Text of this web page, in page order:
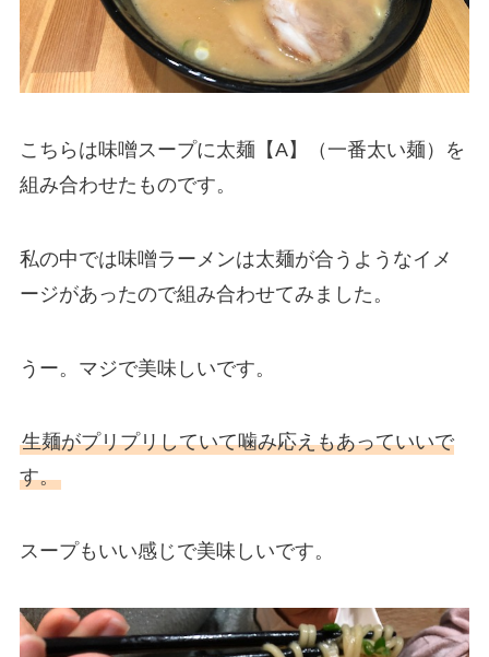
こちらは味噌スープに太麺【A】（一番太い麺）を
組み合わせたものです。
私の中では味噌ラーメンは太麺が合うようなイメ
ージがあったので組み合わせてみました。
うー。マジで美味しいです。
生麺がプリプリしていて噛み応えもあっていいで
す。
スープもいい感じで美味しいです。